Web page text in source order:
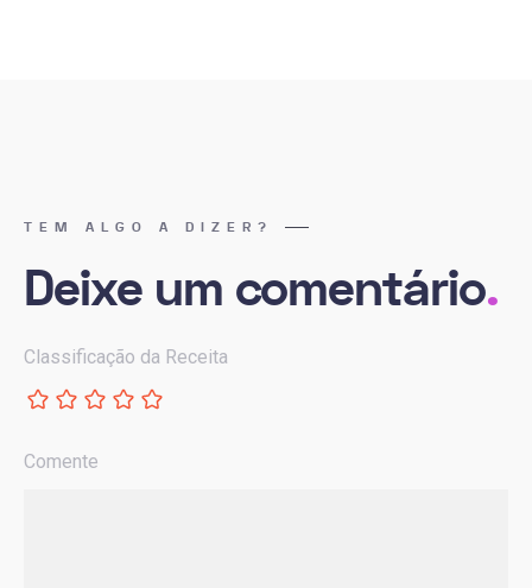
TEM ALGO A DIZER?
Deixe um comentário.
Classificação da Receita
Comente